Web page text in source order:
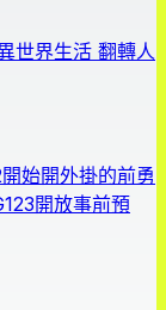
世界生活 翻轉人
始開外掛的前勇
開放事前預